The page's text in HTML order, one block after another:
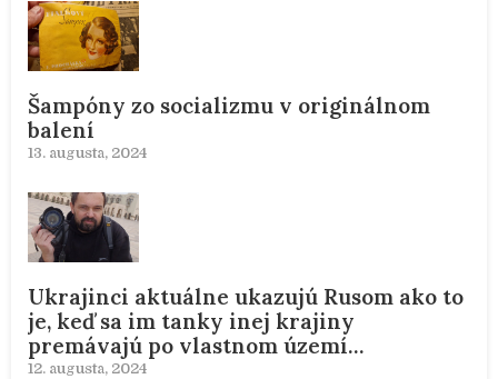
Šampóny zo socializmu v originálnom
balení
13. augusta, 2024
Ukrajinci aktuálne ukazujú Rusom ako to
je, keď sa im tanky inej krajiny
premávajú po vlastnom území…
12. augusta, 2024